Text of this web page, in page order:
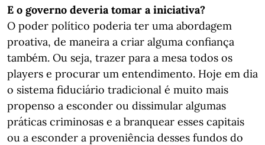
E o governo deveria tomar a iniciativa?
O poder político poderia ter uma abordagem
proativa, de maneira a criar alguma confiança
também. Ou seja, trazer para a mesa todos os
players e procurar um entendimento. Hoje em dia
o sistema fiduciário tradicional é muito mais
propenso a esconder ou dissimular algumas
práticas criminosas e a branquear esses capitais
ou a esconder a proveniência desses fundos do